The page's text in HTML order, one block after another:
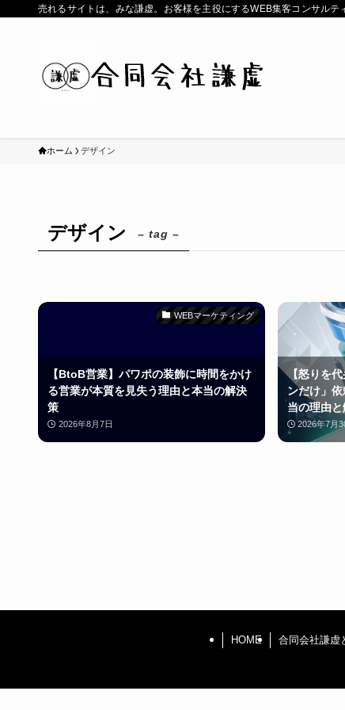
売れるサイトは、みな謙虚。お客様を主役にするWEB集客コンサルテ
ホーム デザイン
デザイン – tag –
WEBマーケティング
【BtoB営業】パワポの装飾に時間をかけ
る営業が本質を見失う理由と本当の解決
策
2026年8月7日
【怒りを
ンだけ」
当の理由
2026年7月
HOME 合同会社謙虚